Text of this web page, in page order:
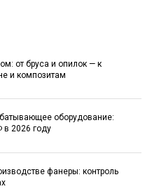
от бруса и опилок — к
и композитам
оборудование:
в 2026 году
фанеры: контроль